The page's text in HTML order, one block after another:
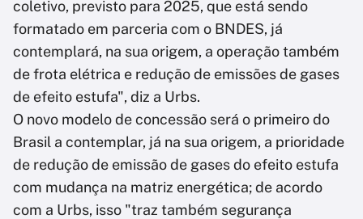
coletivo, previsto para 2025, que está sendo
formatado em parceria com o BNDES, já
contemplará, na sua origem, a operação também
de frota elétrica e redução de emissões de gases
de efeito estufa", diz a Urbs.
O novo modelo de concessão será o primeiro do
Brasil a contemplar, já na sua origem, a prioridade
de redução de emissão de gases do efeito estufa
com mudança na matriz energética; de acordo
com a Urbs, isso "traz também segurança